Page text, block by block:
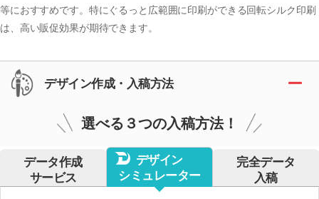
等におすすめです。特にぐるっと広範囲に印刷ができる回転シルク印刷
は、高い販促効果が期待できます。
デザイン作成・入稿方法
選べる３つの入稿方法！
データ作成
サービス
デザイン
シミュレーター
完全データ
入稿